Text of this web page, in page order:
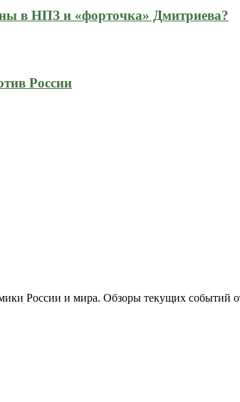
в НПЗ и «форточка» Дмитриева?
России
России и мира. Обзоры текущих событий